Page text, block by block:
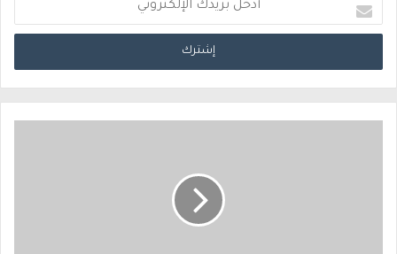
د
خ